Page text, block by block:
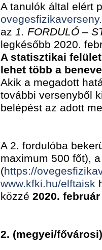
A tanulók által elért
az 1. FORDULÓ –
legkésőbb 2020.
A statisztikai
lehet több a
Akik a megadott
további versenyből
belépést az adott
A 2. fordulóba
maximum 500 főt),
(https://
www.kfki.hu/elftaisk
közzé 2020.
2. (megyei/